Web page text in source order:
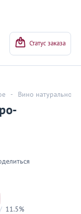
Статус заказа
- Вино натуральное
/ 11.5%